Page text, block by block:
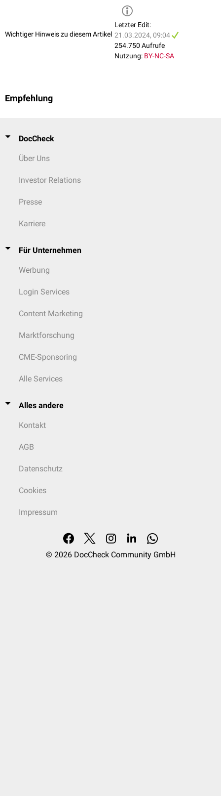
Wichtiger Hinweis zu diesem Artikel
Letzter Edit:
21.03.2024, 09:04
254.750 Aufrufe
Nutzung: BY-NC-SA
Empfehlung
DocCheck
Über Uns
Investor Relations
Presse
Karriere
Für Unternehmen
Werbung
Login Services
Content Marketing
Marktforschung
CME-Sponsoring
Alle Services
Alles andere
Kontakt
AGB
Datenschutz
Cookies
Impressum
© 2026 DocCheck Community GmbH